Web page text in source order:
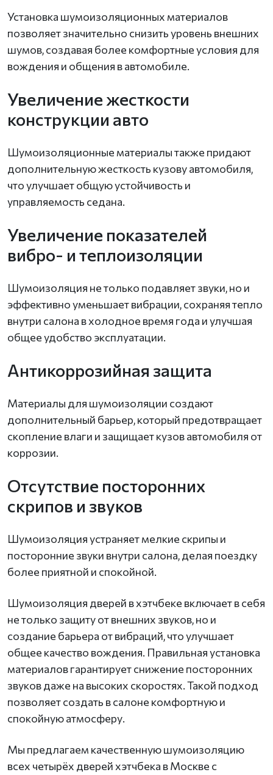
Установка шумоизоляционных материалов
позволяет значительно снизить уровень внешних
шумов, создавая более комфортные условия для
вождения и общения в автомобиле.
Увеличение жесткости
конструкции авто
Шумоизоляционные материалы также придают
дополнительную жесткость кузову автомобиля,
что улучшает общую устойчивость и
управляемость седана.
Увеличение показателей
вибро- и теплоизоляции
Шумоизоляция не только подавляет звуки, но и
эффективно уменьшает вибрации, сохраняя тепло
внутри салона в холодное время года и улучшая
общее удобство эксплуатации.
Антикоррозийная защита
Материалы для шумоизоляции создают
дополнительный барьер, который предотвращает
скопление влаги и защищает кузов автомобиля от
коррозии.
Отсутствие посторонних
скрипов и звуков
Шумоизоляция устраняет мелкие скрипы и
посторонние звуки внутри салона, делая поездку
более приятной и спокойной.
Шумоизоляция дверей в хэтчбеке включает в себя
не только защиту от внешних звуков, но и
создание барьера от вибраций, что улучшает
общее качество вождения. Правильная установка
материалов гарантирует снижение посторонних
звуков даже на высоких скоростях. Такой подход
позволяет создать в салоне комфортную и
спокойную атмосферу.
Мы предлагаем качественную шумоизоляцию
всех четырёх дверей хэтчбека в Москве с